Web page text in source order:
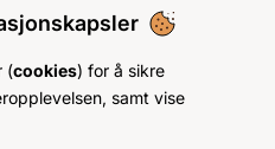
(cookies) for å sikre
samt vise